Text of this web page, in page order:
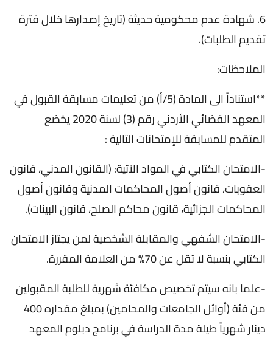
6. شهادة عدم محكومية حديثة (تاريخ إصدارها خلال فترة
تقديم الطلبات).
الملاحظات:
**استناداً الى المادة (5/أ) من تعليمات مسابقة القبول في
المعهد القضائي الأردني رقم (3) لسنة 2020 يخضع
المتقدم للمسابقة للإمتحانات التالية :
-الامتحان الكتابي في المواد الآتية: (القانون المدني، قانون
العقوبات، قانون أصول المحاكمات المدنية وقانون أصول
المحاكمات الجزائية، قانون محاكم الصلح، قانون البينات).
-الامتحان الشفهي والمقابلة الشخصية لمن يجتاز الامتحان
الكتابي بنسبة لا تقل عن 70% من العلامة المقررة.
-علما بانه سيتم تخصيص مكافئة شهرية للطلبة المقبولين
من فئة (أوائل الجامعات والمحامين) بمبلغ مقداره 400
دينار شهرياً طيلة مدة الدراسة في برنامج دبلوم المعهد